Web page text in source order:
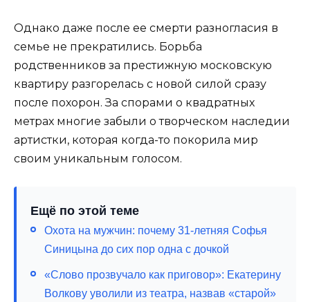
Однако даже после ее смерти разногласия в
семье не прекратились. Борьба
родственников за престижную московскую
квартиру разгорелась с новой силой сразу
после похорон. За спорами о квадратных
метрах многие забыли о творческом наследии
артистки, которая когда-то покорила мир
своим уникальным голосом.
Ещё по этой теме
Охота на мужчин: почему 31-летняя Софья
Синицына до сих пор одна с дочкой
«Слово прозвучало как приговор»: Екатерину
Волкову уволили из театра, назвав «старой»